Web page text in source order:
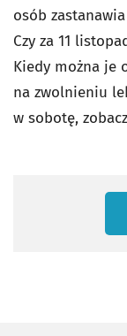
osób
Czy za 11
Kiedy można je
na zwolnieniu
w sobotę,